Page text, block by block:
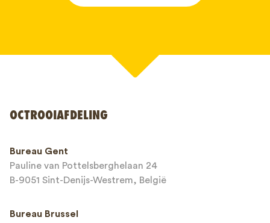
E-mailadres*
OCTROOIAFDELING
Bureau Gent
Pauline van Pottelsberghelaan 24
B-9051 Sint-Denijs-Westrem, België
Bureau Brussel